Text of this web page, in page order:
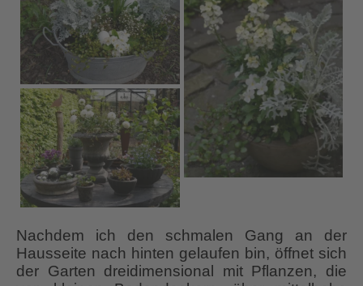
Nachdem ich den schmalen Gang an der
Hausseite nach hinten gelaufen bin, öffnet sich
der Garten dreidimensional mit Pflanzen, die